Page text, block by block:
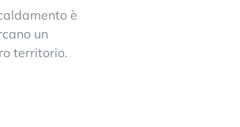
è
un
territorio.